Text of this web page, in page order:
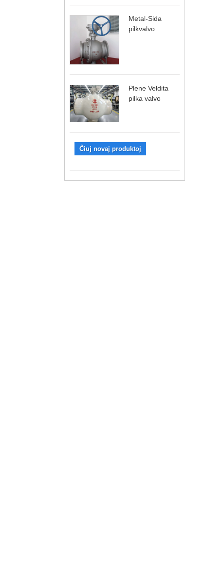
Metal-Sida
pilkvalvo
Plene Veldita
pilka valvo
Ĉiuj novaj produktoj